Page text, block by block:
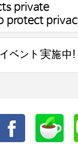
private
protect